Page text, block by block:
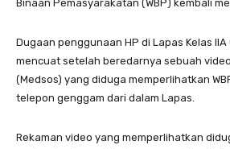
Binaan Pemasyarakatan (WBP) kembali
Dugaan penggunaan HP di Lapas Kelas
mencuat setelah beredarnya sebuah
(Medsos) yang diduga memperlihatkan
telepon genggam dari dalam Lapas.
Rekaman video yang memperlihatkan